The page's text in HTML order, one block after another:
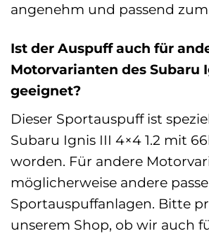
angenehm und passend
Ist der Auspuff auch für
Motorvarianten des Subaru
geeignet?
Dieser Sportauspuff ist
Subaru Ignis III 4×4 1.2 mit
worden. Für andere
möglicherweise andere
Sportauspuffanlagen. Bitte
unserem Shop, ob wir auch